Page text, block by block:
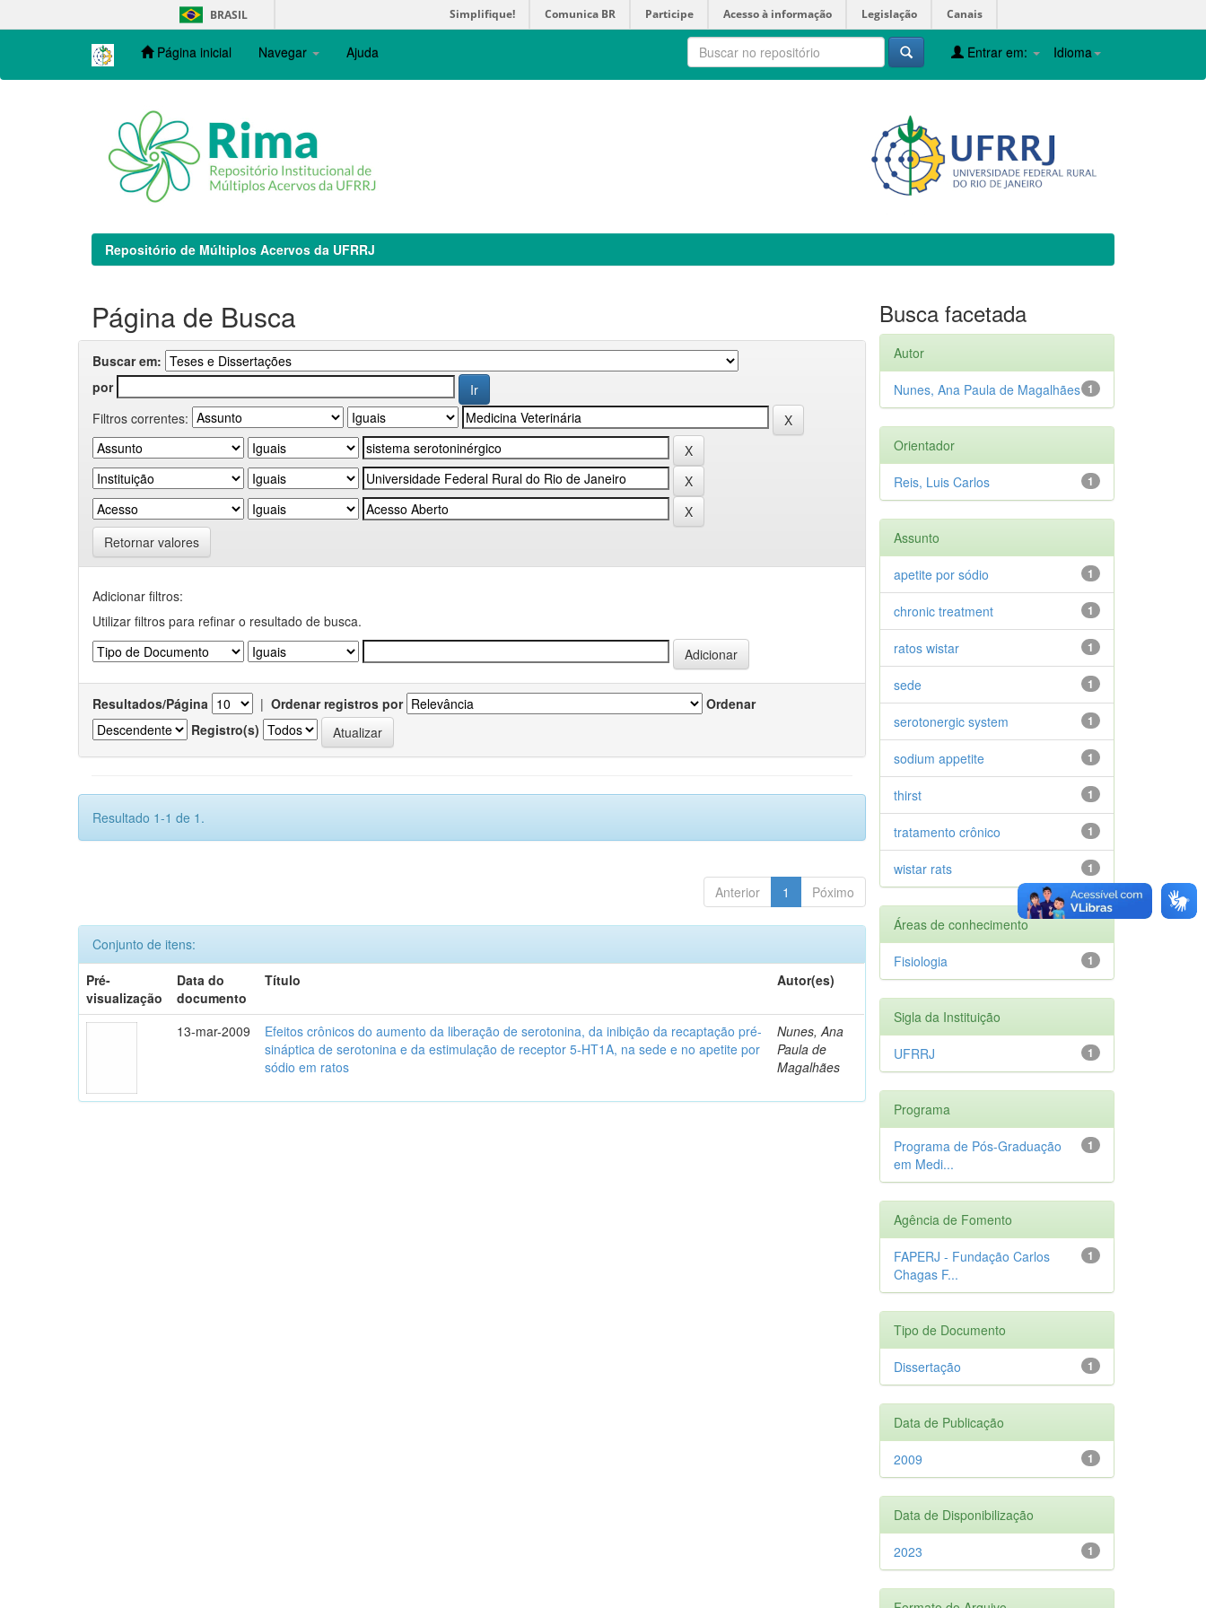
navigation
BRASIL Simplifique! Comunica BR Participe Acesso à informação Legislação Canais
Página inicial Navegar Ajuda Idioma
Entrar em:
Repositório de Múltiplos Acervos da UFRRJ
Página de Busca
Buscar em:
por
Filtros correntes:
Retornar valores
Adicionar filtros:
Utilizar filtros para refinar o resultado de busca.
Resultados/Página | Ordenar registros por
Ordenar
Registro(s)
Resultado 1-1 de 1.
Anterior 1 Póximo
Conjunto de itens:
Pré-
visualização
Data do
documento
Título Autor(es)
13-mar-2009
Efeitos crônicos do aumento da liberação de serotonina, da inibição da recaptação pré-
sináptica de serotonina e da estimulação de receptor 5-HT1A, na sede e no apetite por
sódio em ratos
Nunes, Ana
Paula de
Magalhães
Busca facetada
Autor
1
Nunes, Ana Paula de Magalhães
Orientador
1
Reis, Luis Carlos
Assunto
1
apetite por sódio
1
chronic treatment
1
ratos wistar
1
sede
1
serotonergic system
1
sodium appetite
1
thirst
1
tratamento crônico
1
wistar rats
Áreas de conhecimento
1
Fisiologia
Sigla da Instituição
1
UFRRJ
Programa
1
Programa de Pós-Graduação
em Medi...
Agência de Fomento
1
FAPERJ - Fundação Carlos
Chagas F...
Tipo de Documento
1
Dissertação
Data de Publicação
1
2009
Data de Disponibilização
1
2023